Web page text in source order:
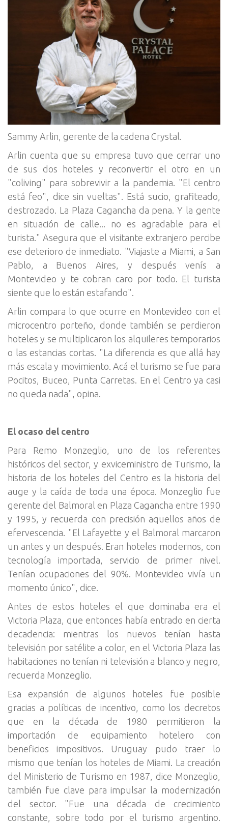
Sammy Arlin, gerente de la cadena Crystal.
Arlin cuenta que su empresa tuvo que cerrar uno
de sus dos hoteles y reconvertir el otro en un
"coliving" para sobrevivir a la pandemia. "El centro
está feo", dice sin vueltas". Está sucio, grafiteado,
destrozado. La Plaza Cagancha da pena. Y la gente
en situación de calle... no es agradable para el
turista." Asegura que el visitante extranjero percibe
ese deterioro de inmediato. "Viajaste a Miami, a San
Pablo, a Buenos Aires, y después venís a
Montevideo y te cobran caro por todo. El turista
siente que lo están estafando".
Arlin compara lo que ocurre en Montevideo con el
microcentro porteño, donde también se perdieron
hoteles y se multiplicaron los alquileres temporarios
o las estancias cortas. "La diferencia es que allá hay
más escala y movimiento. Acá el turismo se fue para
Pocitos, Buceo, Punta Carretas. En el Centro ya casi
no queda nada", opina.
El ocaso del centro
Para Remo Monzeglio, uno de los referentes
históricos del sector, y exviceministro de Turismo, la
historia de los hoteles del Centro es la historia del
auge y la caída de toda una época. Monzeglio fue
gerente del Balmoral en Plaza Cagancha entre 1990
y 1995, y recuerda con precisión aquellos años de
efervescencia. "El Lafayette y el Balmoral marcaron
un antes y un después. Eran hoteles modernos, con
tecnología importada, servicio de primer nivel.
Tenían ocupaciones del 90%. Montevideo vivía un
momento único", dice.
Antes de estos hoteles el que dominaba era el
Victoria Plaza, que entonces había entrado en cierta
decadencia: mientras los nuevos tenían hasta
televisión por satélite a color, en el Victoria Plaza las
habitaciones no tenían ni televisión a blanco y negro,
recuerda Monzeglio.
Esa expansión de algunos hoteles fue posible
gracias a políticas de incentivo, como los decretos
que en la década de 1980 permitieron la
importación de equipamiento hotelero con
beneficios impositivos. Uruguay pudo traer lo
mismo que tenían los hoteles de Miami. La creación
del Ministerio de Turismo en 1987, dice Monzeglio,
también fue clave para impulsar la modernización
del sector. "Fue una década de crecimiento
constante, sobre todo por el turismo argentino.